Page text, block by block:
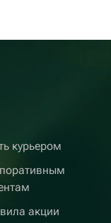
курьером
акции